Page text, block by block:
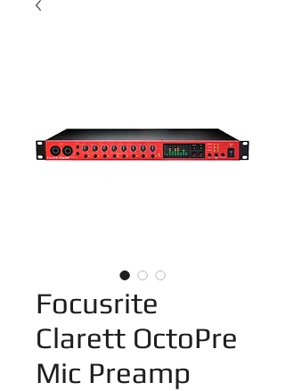
Focusrite
Clarett OctoPre
Mic Preamp